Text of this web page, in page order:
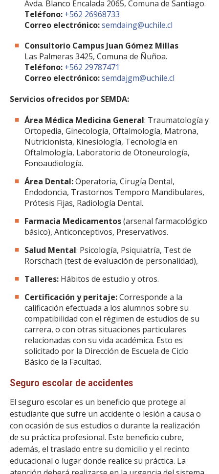
Avda. Blanco Encalada 2065, Comuna de Santiago.
Teléfono: +562 26968733
Correo electrónico:semdaing@uchile.cl
Consultorio Campus Juan Gómez Millas
Las Palmeras 3425, Comuna de Ñuñoa.
Teléfono: +562 29787471
Correo electrónico:semdajgm@uchile.cl
Servicios ofrecidos por SEMDA:
Área Médica Medicina General: Traumatología y
Ortopedia, Ginecología, Oftalmología, Matrona,
Nutricionista, Kinesiología, Tecnología en
Oftalmología, Laboratorio de Otoneurología,
Fonoaudiología.
Área Dental:Operatoria, Cirugía Dental,
Endodoncia, Trastornos Temporo Mandibulares,
Prótesis Fijas, Radiología Dental.
Farmacia Medicamentos(arsenal farmacológico
básico), Anticonceptivos, Preservativos.
Salud Mental: Psicología, Psiquiatría, Test de
Rorschach (test de evaluación de personalidad),
Talleres: Hábitos de estudio y otros.
Certificación y peritaje:Corresponde a la
calificación efectuada a los alumnos sobre su
compatibilidad con el régimen de estudios de su
carrera, o con otras situaciones particulares
relacionadas con su vida académica. Esto es
solicitado por la Dirección de Escuela de Ciclo
Básico de la Facultad.
Seguro escolar de accidentes
El seguro escolar es un beneficio que protege al
estudiante que sufre un accidente o lesión a causa o
con ocasión de sus estudios o durante la realización
de su práctica profesional. Este beneficio cubre,
además, el traslado entre su domicilio y el recinto
educacional o lugar donde realice su práctica. La